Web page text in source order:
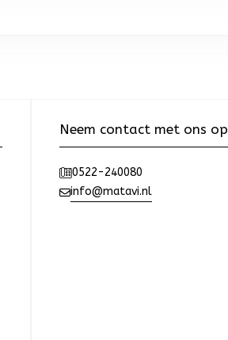
Neem contact met ons op
0522-240080
info@matavi.nl